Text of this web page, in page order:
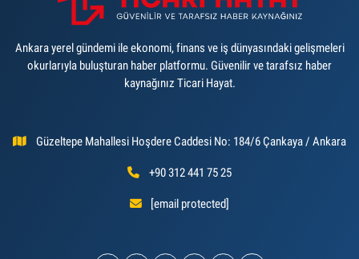
Ankara yerel gündemi ile ekonomi, finans ve iş dünyasındaki gelişmeleri
okurlarıyla buluşturan haber platformu. Güvenilir ve tarafsız haber
kaynağınız Ticari Hayat.
Güzeltepe Mahallesi Hoşdere Caddesi No: 184/6 Çankaya / Ankara
+90 312 441 75 25
[email protected]